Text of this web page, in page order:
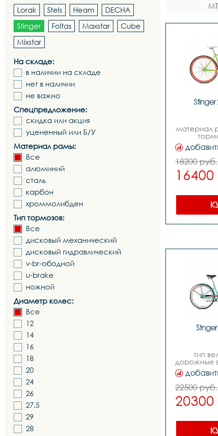
Lorak
Stels Heam
DECHA
Stinger
Foltas Maxstar
Cube
Mixstar
На складе:
в наличии на складе
нет в наличии
не важно
Спецпредложение:
скидка или акция
уцененный или Б/У
Материал рамы:
Все
алюминий
сталь
карбон
хроммолибден
Тип тормозов:
Все
дисковый механический
дисковый гидравлический
v-br-ободной
u-brake
ножной
Диаметр колес:
Все
12
14
16
18
20
24
26
27.5
29
28
Stinger
материал
1,вилка -
пром.
brake
18200 руб.
Stnger
тип
дорожные
br-
вилки-
22500 руб.